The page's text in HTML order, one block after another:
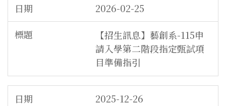
2026-02-25
【招生訊息】藝創系-115申
請入學第二階段指定甄試項
目準備指引
2025-12-26